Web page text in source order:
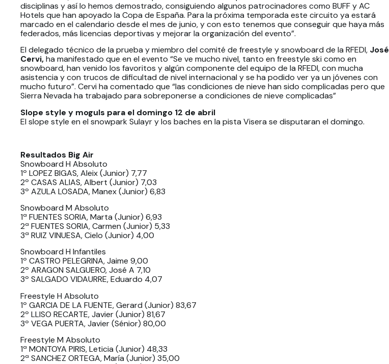
disciplinas y así lo hemos demostrado, consiguiendo algunos patrocinadores como BUFF y AC
Hotels que han apoyado la Copa de España. Para la próxima temporada este circuito ya estará
marcado en el calendario desde el mes de junio, y con esto tenemos que conseguir que haya más
federados, más licencias deportivas y mejorar la organización del evento”.
El delegado técnico de la prueba y miembro del comité de freestyle y snowboard de la RFEDI, José
Cervi,ha manifestado que en el evento “Se ve mucho nivel, tanto en freestyle ski como en
snowboard, han venido los favoritos y algún componente del equipo de la RFEDI, con mucha
asistencia y con trucos de dificultad de nivel internacional y se ha podido ver ya un jóvenes con
mucho futuro”. Cervi ha comentado que “las condiciones de nieve han sido complicadas pero que
Sierra Nevada ha trabajado para sobreponerse a condiciones de nieve complicadas”
Slope style y moguls para el domingo 12 de abril
El slope style en el snowpark Sulayr y los baches en la pista Visera se disputaran el domingo.
Resultados Big Air
Snowboard H Absoluto
1º LOPEZ BIGAS, Aleix (Junior) 7,77
2º CASAS ALIAS, Albert (Junior) 7,03
3º AZULA LOSADA, Manex (Junior) 6,83
Snowboard M Absoluto
1ª FUENTES SORIA, Marta (Junior) 6,93
2ª FUENTES SORIA, Carmen (Junior) 5,33
3ª RUIZ VINUESA, Cielo (Junior) 4,00
Snowboard H Infantiles
1º CASTRO PELEGRINA, Jaime 9,00
2º ARAGON SALGUERO, José A 7,10
3º SALGADO VIDAURRE, Eduardo 4,07
Freestyle H Absoluto
1º GARCIA DE LA FUENTE, Gerard (Junior) 83,67
2º LLISO RECARTE, Javier (Junior) 81,67
3º VEGA PUERTA, Javier (Sénior) 80,00
Freestyle M Absoluto
1ª MONTOYA PIRIS, Leticia (Junior) 48,33
2ª SANCHEZ ORTEGA, María (Junior) 35,00